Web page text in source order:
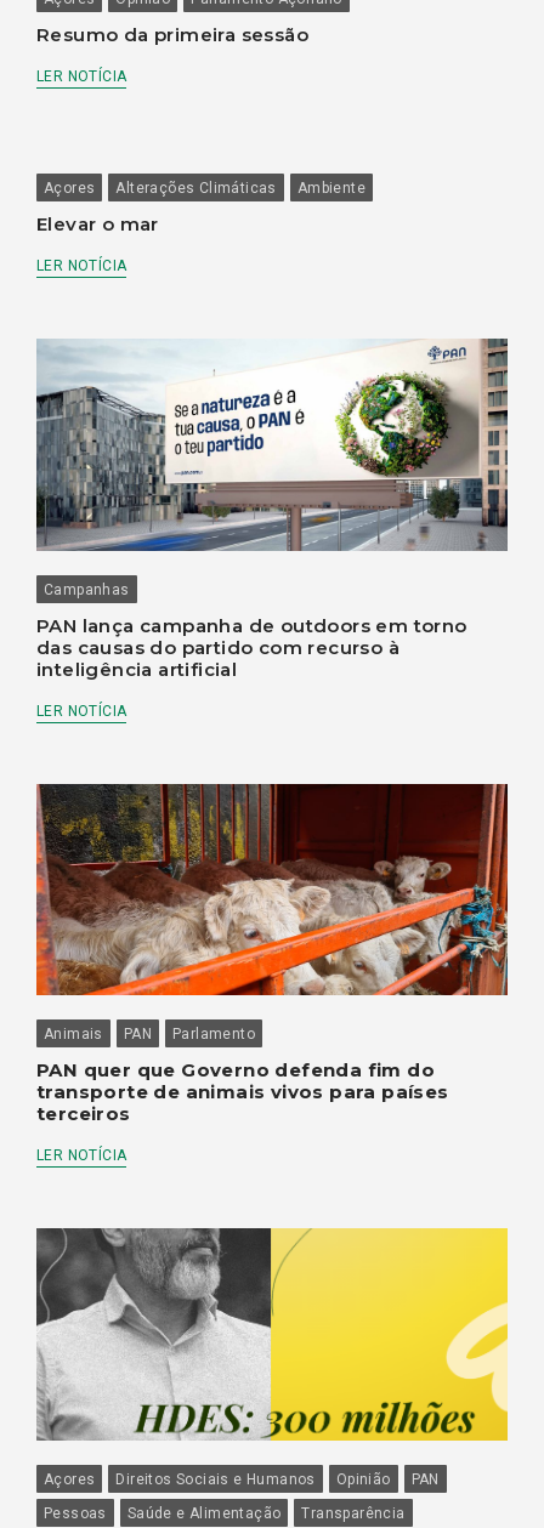
Resumo da primeira sessão
LER NOTÍCIA
Açores Alterações Climáticas Ambiente
Elevar o mar
LER NOTÍCIA
Campanhas
PAN lança campanha de outdoors em torno
das causas do partido com recurso à
inteligência artificial
LER NOTÍCIA
Animais PAN Parlamento
PAN quer que Governo defenda fim do
transporte de animais vivos para países
terceiros
LER NOTÍCIA
Açores Direitos Sociais e Humanos Opinião
PAN
Pessoas
Saúde e Alimentação Transparência